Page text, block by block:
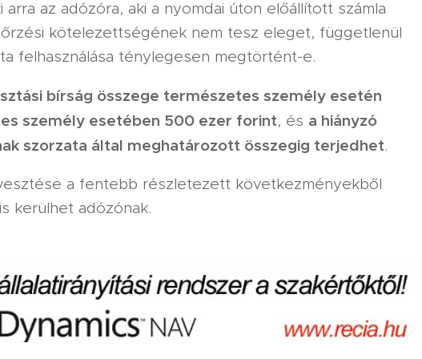
az adózóra, aki a nyomdai úton előállított számla
kötelezettségének nem tesz eleget, függetlenül
felhasználása ténylegesen megtörtént-e.
bírság összege természetes személy esetén
személy esetében 500 ezer forint, és a hiányzó
szorzata által meghatározott összegig terjedhet.
a fentebb részletezett következményekből
kerülhet adózónak.